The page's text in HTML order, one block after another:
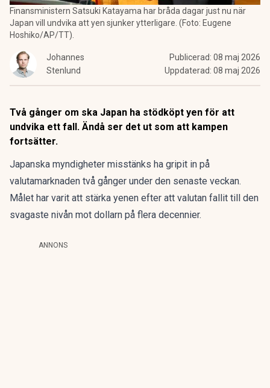
Finansministern Satsuki Katayama har bråda dagar just nu när
Japan vill undvika att yen sjunker ytterligare. (Foto: Eugene
Hoshiko/AP/TT).
Johannes
Stenlund
Publicerad: 08 maj 2026
Uppdaterad: 08 maj 2026
Två gånger om ska Japan ha stödköpt yen för att
undvika ett fall. Ändå ser det ut som att kampen
fortsätter.
Japanska myndigheter misstänks ha gripit in på
valutamarknaden två gånger under den senaste veckan.
Målet har varit att stärka yenen efter att valutan fallit till den
svagaste nivån mot dollarn på flera decennier.
ANNONS